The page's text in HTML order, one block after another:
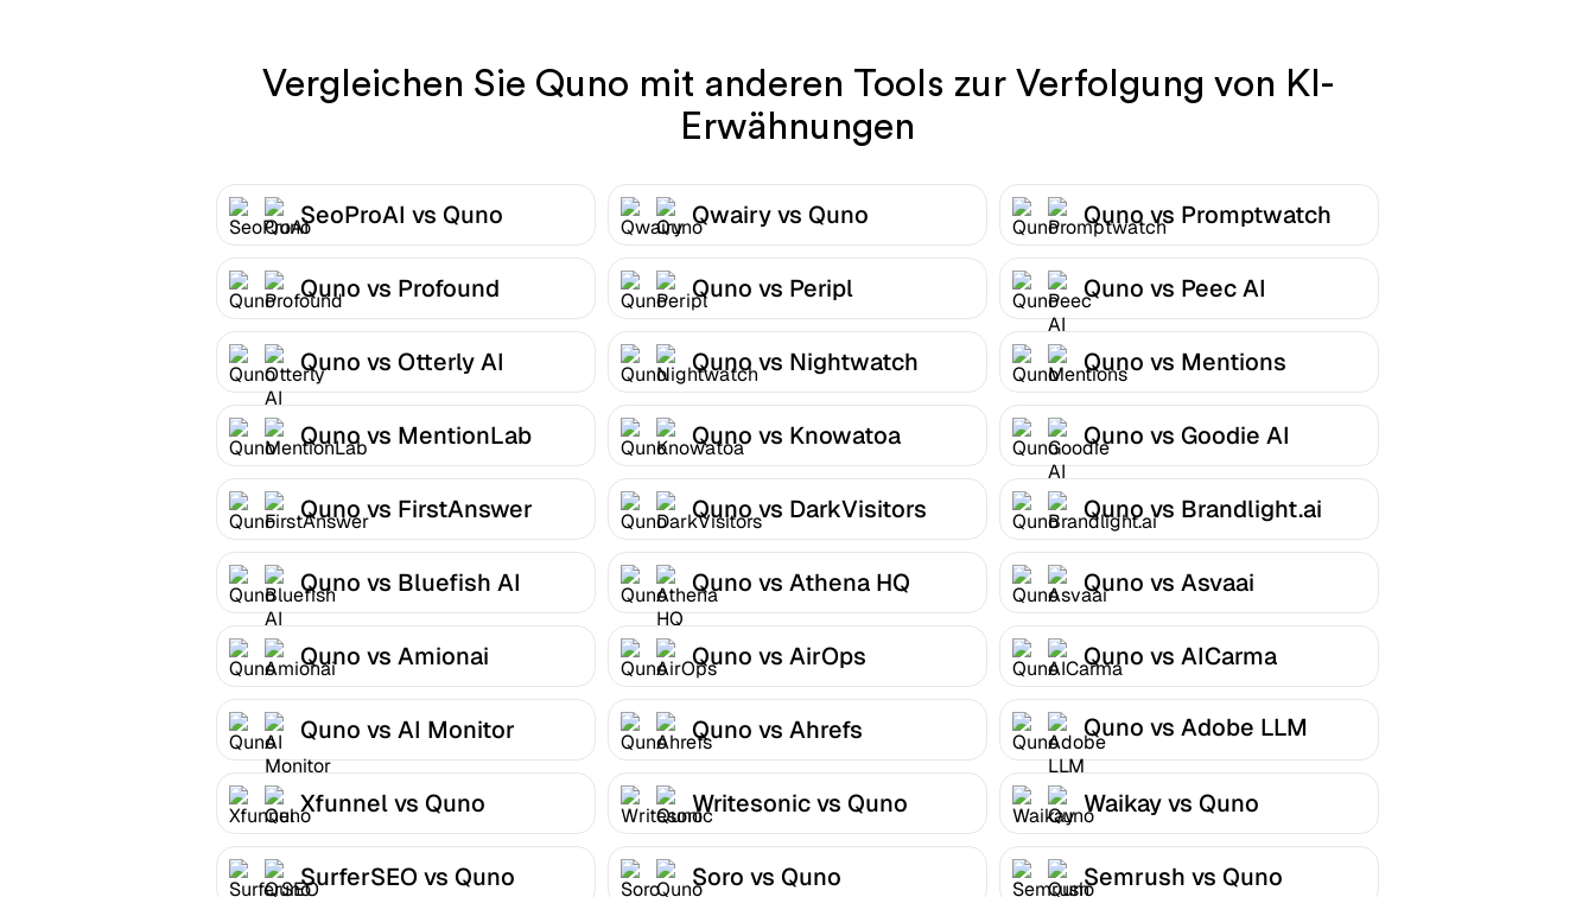
Vergleichen Sie Quno mit anderen Tools zur Verfolgung von KI-
Erwähnungen
SeoProAI vs Quno Qwairy vs Quno Quno vs Promptwatch
Quno vs Profound Quno vs Peripl Quno vs Peec AI
Quno vs Otterly AI Quno vs Nightwatch Quno vs Mentions
Quno vs MentionLab Quno vs Knowatoa Quno vs Goodie AI
Quno vs FirstAnswer Quno vs DarkVisitors Quno vs Brandlight.ai
Quno vs Bluefish AI Quno vs Athena HQ Quno vs Asvaai
Quno vs Amionai Quno vs AirOps Quno vs AICarma
Quno vs AI Monitor Quno vs Ahrefs
Quno vs Adobe LLM
Optimizer
Xfunnel vs Quno
Writesonic vs Quno Waikay vs Quno
SurferSEO vs Quno Soro vs Quno Semrush vs Quno